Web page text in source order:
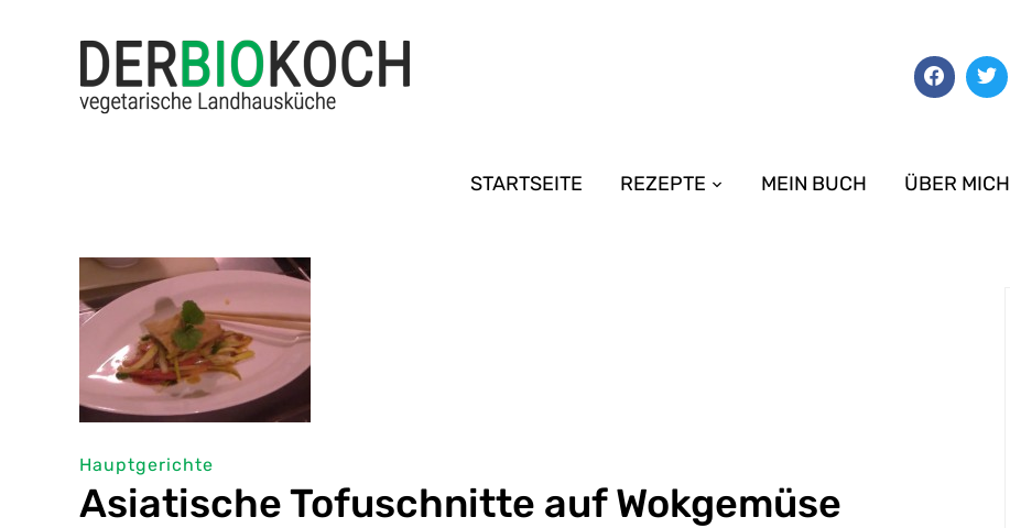
STARTSEITE REZEPTE MEIN BUCH ÜBER MICH
Hauptgerichte
Asiatische Tofuschnitte auf Wokgemüse